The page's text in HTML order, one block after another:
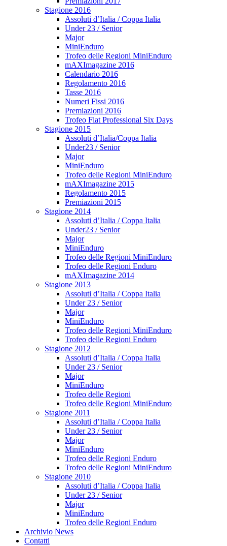
Stagione 2016
Assoluti d’Italia / Coppa Italia
Under 23 / Senior
Major
MiniEnduro
Trofeo delle Regioni MiniEnduro
mAXImagazine 2016
Calendario 2016
Regolamento 2016
Tasse 2016
Numeri Fissi 2016
Premiazioni 2016
Trofeo Fiat Professional Six Days
Stagione 2015
Assoluti d’Italia/Coppa Italia
Under23 / Senior
Major
MiniEnduro
Trofeo delle Regioni MiniEnduro
mAXImagazine 2015
Regolamento 2015
Premiazioni 2015
Stagione 2014
Assoluti d’Italia / Coppa Italia
Under23 / Senior
Major
MiniEnduro
Trofeo delle Regioni MiniEnduro
Trofeo delle Regioni Enduro
mAXImagazine 2014
Stagione 2013
Assoluti d’Italia / Coppa Italia
Under 23 / Senior
Major
MiniEnduro
Trofeo delle Regioni MiniEnduro
Trofeo delle Regioni Enduro
Stagione 2012
Assoluti d’Italia / Coppa Italia
Under 23 / Senior
Major
MiniEnduro
Trofeo delle Regioni
Trofeo delle Regioni MiniEnduro
Stagione 2011
Assoluti d’Italia / Coppa Italia
Under 23 / Senior
Major
MiniEnduro
Trofeo delle Regioni Enduro
Trofeo delle Regioni MiniEnduro
Stagione 2010
Assoluti d’Italia / Coppa Italia
Under 23 / Senior
Major
MiniEnduro
Trofeo delle Regioni Enduro
Archivio News
Contatti